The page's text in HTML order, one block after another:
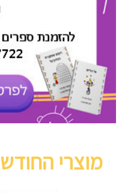
מוצרי החודש